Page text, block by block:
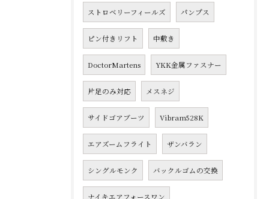
ストロベリーフィールズ パンプス
ピン付きリフト 中敷き
DoctorMartens YKK金属ファスナー
片足のみ対応 メスネジ
サイドゴアブーツ Vibram528K
エアズームフライト ザンバラン
シングルモンク バックルゴムの交換
ナイキエアフォースワン